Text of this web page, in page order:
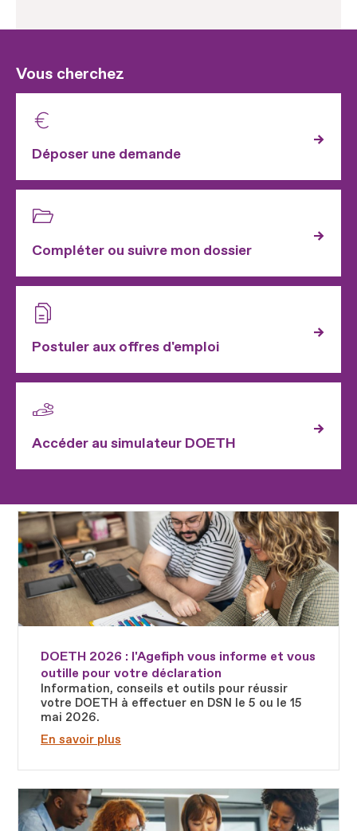
Vous cherchez
Déposer une demande
Compléter ou suivre mon dossier
Postuler aux offres d'emploi
Accéder au simulateur DOETH
DOETH 2026 : l'Agefiph vous informe et vous
outille pour votre déclaration
Information, conseils et outils pour réussir
votre DOETH à effectuer en DSN le 5 ou le 15
mai 2026.
En savoir plus
Fichier
Fichier